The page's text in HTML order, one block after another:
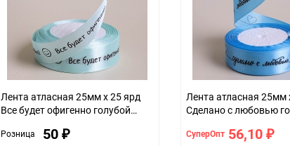
Лента атласная 25мм х 25 ярд
Все будет офигенно голубой
Розница 50 ₽
Лента атласная 25мм
Сделано с любовью
СуперОпт 56,10 ₽